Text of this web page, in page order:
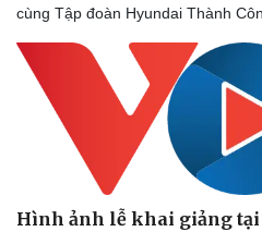
cùng Tập đoàn Hyundai Thành
Hình ảnh lễ khai giảng